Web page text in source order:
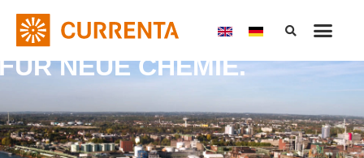
NEUE CHEMIE.